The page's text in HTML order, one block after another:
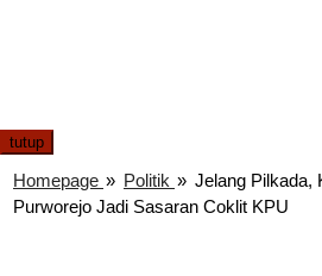
tutup
Homepage » Politik » Jelang Pilkada,
Purworejo Jadi Sasaran Coklit KPU